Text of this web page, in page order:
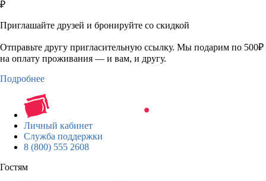
₽
Приглашайте друзей и бронируйте со скидкой
Отправьте другу пригласительную ссылку. Мы подарим по 500₽
на оплату проживания — и вам, и другу.
Подробнее
Личный кабинет
Служба поддержки
8 (800) 555 2608
Гостям